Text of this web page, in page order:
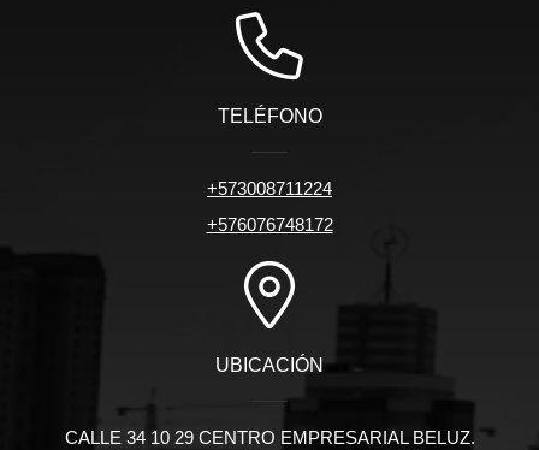
TELÉFONO
+573008711224
+576076748172
UBICACIÓN
CALLE 34 10 29 CENTRO EMPRESARIAL BELUZ.